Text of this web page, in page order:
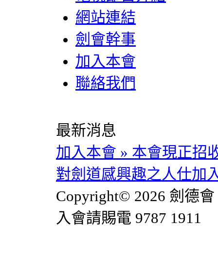
網站連結
劍會幹事
加入本會
聯絡我們
最新消息
加入本會 » 本會現正招
對劍道感興趣之人仕加
Copyright© 2026 劍德
入會請賜電 9787 1911